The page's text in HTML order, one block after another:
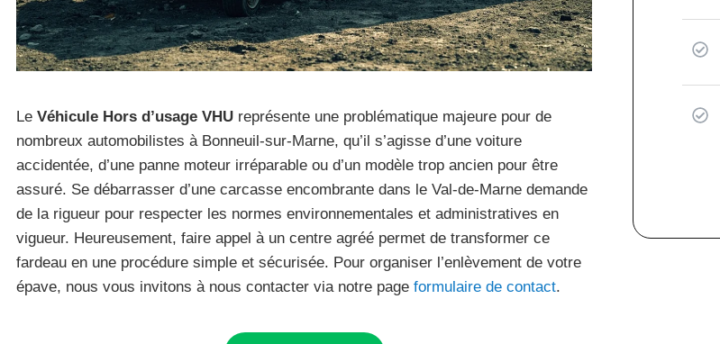
Le Véhicule Hors d’usage VHU représente une problématique majeure pour de
nombreux automobilistes à Bonneuil-sur-Marne, qu’il s’agisse d’une voiture
accidentée, d’une panne moteur irréparable ou d’un modèle trop ancien pour être
assuré. Se débarrasser d’une carcasse encombrante dans le Val-de-Marne demande
de la rigueur pour respecter les normes environnementales et administratives en
vigueur. Heureusement, faire appel à un centre agréé permet de transformer ce
fardeau en une procédure simple et sécurisée. Pour organiser l’enlèvement de votre
épave, nous vous invitons à nous contacter via notre page formulaire de contact.